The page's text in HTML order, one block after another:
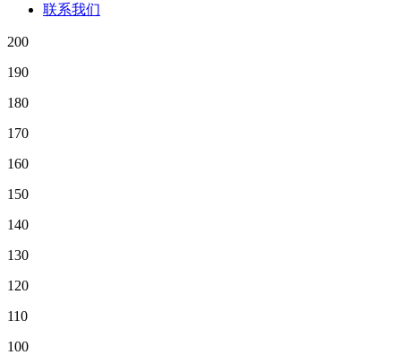
联系我们
200
190
180
170
160
150
140
130
120
110
100